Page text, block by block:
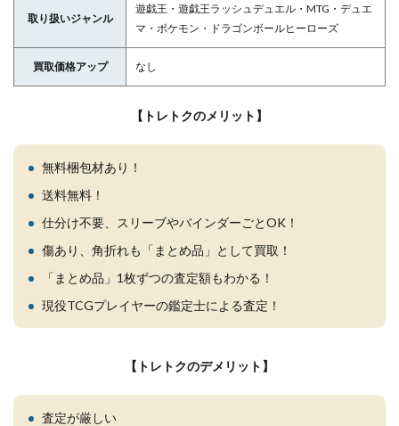
取り扱いジャンル
遊戯王・遊戯王ラッシュデュエル・MTG・デュエ
マ・ポケモン・ドラゴンボールヒーローズ
買取価格アップ なし
【トレトクのメリット】
無料梱包材あり！
送料無料！
仕分け不要、スリーブやバインダーごとOK！
傷あり、角折れも「まとめ品」として買取！
「まとめ品」1枚ずつの査定額もわかる！
現役TCGプレイヤーの鑑定士による査定！
【トレトクのデメリット】
査定が厳しい